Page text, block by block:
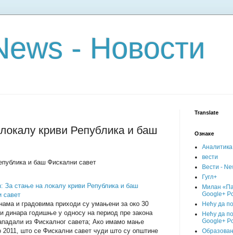
- Новости
криви Република и баш
и баш Фискални савет
За стање на локалу криви Република и баш
савет
и градовима приходи су умањени за око 30
динара годишње у односу на период пре закона
из Фискалног савета; Ако имамо мање
2011, што се Фискални савет чуди што су општине
Translate
Ознаке
Аналитика
вести
Вести -
Гугл+
Милан
Google+
Нећу да
Нећу да
Google+